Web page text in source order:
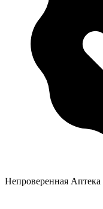
Непроверенная Аптека